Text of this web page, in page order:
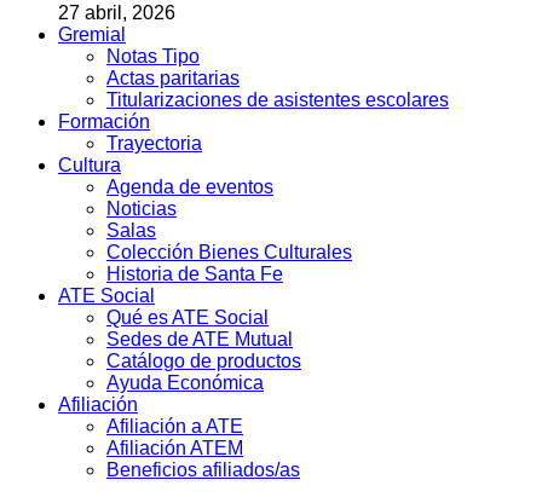
27 abril, 2026
Gremial
Notas Tipo
Actas paritarias
Titularizaciones de asistentes escolares
Formación
Trayectoria
Cultura
Agenda de eventos
Noticias
Salas
Colección Bienes Culturales
Historia de Santa Fe
ATE Social
Qué es ATE Social
Sedes de ATE Mutual
Catálogo de productos
Ayuda Económica
Afiliación
Afiliación a ATE
Afiliación ATEM
Beneficios afiliados/as